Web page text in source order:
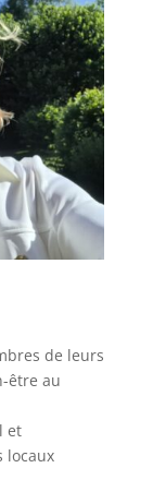
de leurs
être au
et
locaux